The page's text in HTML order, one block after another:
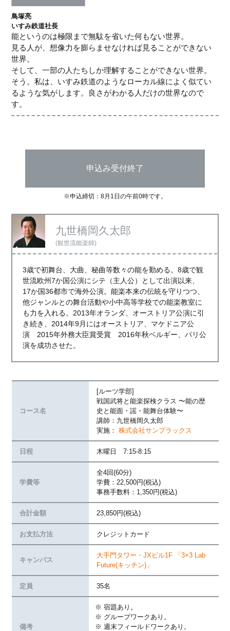
鳥塚亮
いすみ鉄道社長
能というのは極限まで無駄を省いた何もない世界。
見る人が、想像力を膨らませなければ見ることができない
世界。
そして、一部の人たちしか理解することができない世界。
そう。私は、いすみ鉄道のようなローカル線によく似てい
るような気がします。良さがわかる人だけの世界なので
す。
申込み受付終了
※申込締切：8月1日の午前0時です。
九世橋岡久太郎
(観世流能楽師)
3歳で初舞台、大曲、秘曲等数々の能を勤める。8歳で観
世流欧州7か国公演にシテ（主人公）として出演以来、
17か国36都市で海外公演。能楽本来の伝統を守りつつ、
他ジャンルとの舞台活動や小中高等学校での能楽教室に
も力を入れる。2013年オランダ、オーストリア公演に引
き続き、2014年9月にはオーストリア、マケドニア公
演 2015年外務大臣賞受賞 2016年秋ベルギー、パリ公
演を成功させた。
コース名
[ルーツ学部]
戦国武将と能楽探検クラス 〜能の歴
史と能面・謡・能舞台体験〜
講師：九世橋岡久太郎
実施： 株式会社サンプラックス
日程 木曜日 7:15-8:15
学費等
全4回(60分)
学費：22,500円(税込)
事務手数料：1,350円(税込)
合計金額 23,850円(税込)
お支払方法 クレジットカード
キャンパス
大手門タワー・JXビル1F 「3×3 Lab
Future(キッチン)」
定員 35名
備考
宿題あり。
グループワークあり。
週末フィールドワークあり。